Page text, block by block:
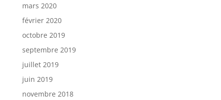
mars 2020
février 2020
octobre 2019
septembre 2019
juillet 2019
juin 2019
novembre 2018